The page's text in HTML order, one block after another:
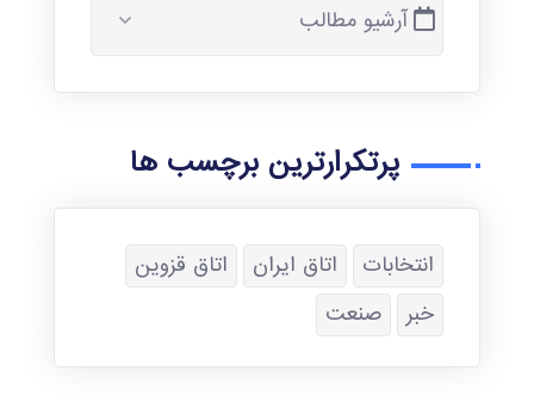
آرشیو مطالب
پرتکرارترین برچسب ها
انتخابات اتاق ایران
اتاق قزوین
خبر
صنعت